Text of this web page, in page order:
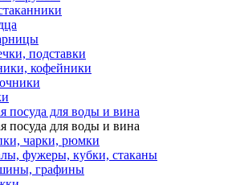
подставки
кофейники
посуда для воды и вина
посуда для воды и вина
чарки, рюмки
фужеры, кубки, стаканы
графины